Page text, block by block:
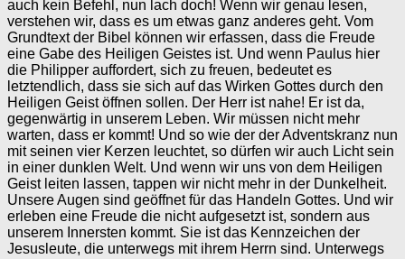
auch kein Befehl, nun lach doch! Wenn wir genau lesen,
verstehen wir, dass es um etwas ganz anderes geht. Vom
Grundtext der Bibel können wir erfassen, dass die Freude
eine Gabe des Heiligen Geistes ist. Und wenn Paulus hier
die Philipper auffordert, sich zu freuen, bedeutet es
letztendlich, dass sie sich auf das Wirken Gottes durch den
Heiligen Geist öffnen sollen. Der Herr ist nahe! Er ist da,
gegenwärtig in unserem Leben. Wir müssen nicht mehr
warten, dass er kommt! Und so wie der der Adventskranz nun
mit seinen vier Kerzen leuchtet, so dürfen wir auch Licht sein
in einer dunklen Welt. Und wenn wir uns von dem Heiligen
Geist leiten lassen, tappen wir nicht mehr in der Dunkelheit.
Unsere Augen sind geöffnet für das Handeln Gottes. Und wir
erleben eine Freude die nicht aufgesetzt ist, sondern aus
unserem Innersten kommt. Sie ist das Kennzeichen der
Jesusleute, die unterwegs mit ihrem Herrn sind. Unterwegs